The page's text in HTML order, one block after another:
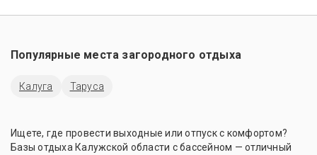
Популярные места загородного отдыха
Калуга Таруса
Ищете, где провести выходные или отпуск с комфортом?
Базы отдыха Калужской области с бассейном — отличный